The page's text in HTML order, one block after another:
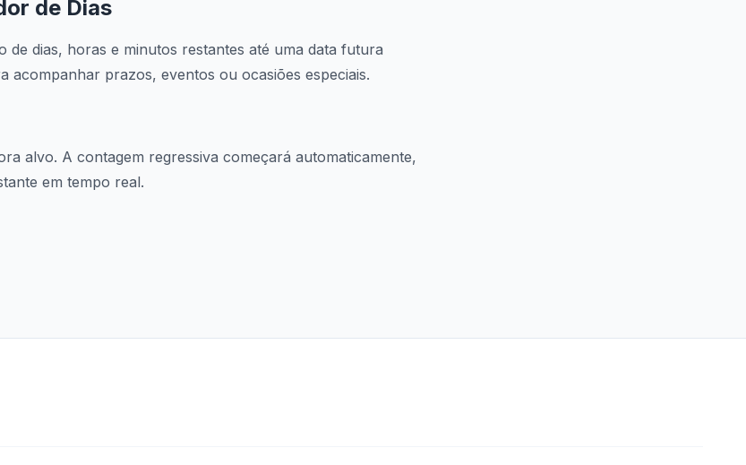
de Dias
de dias, horas e minutos restantes até uma data futura
acompanhar prazos, eventos ou ocasiões especiais.
alvo. A contagem regressiva começará automaticamente,
em tempo real.